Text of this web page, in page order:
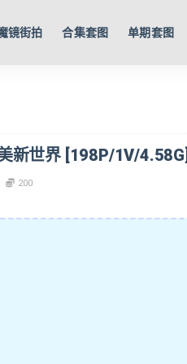
镜街拍 合集套图 单期套图
新世界 [198P/1V/4.58G]
200
全部